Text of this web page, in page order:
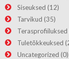
Siseuksed (12)
Tarvikud (35)
Terasprofiiluksed
Tuletõkkeuksed
Uncategorized (0)